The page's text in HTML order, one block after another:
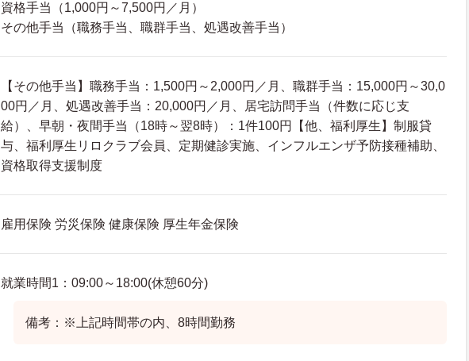
資格手当（1,000円～7,500円／月）
その他手当（職務手当、職群手当、処遇改善手当）
【その他手当】職務手当：1,500円～2,000円／月、職群手当：15,000円～30,0
00円／月、処遇改善手当：20,000円／月、居宅訪問手当（件数に応じ支
給）、早朝・夜間手当（18時～翌8時）：1件100円【他、福利厚生】制服貸
与、福利厚生リロクラブ会員、定期健診実施、インフルエンザ予防接種補助、
資格取得支援制度
雇用保険 労災保険 健康保険 厚生年金保険
就業時間1：09:00～18:00(休憩60分)
備考：※上記時間帯の内、8時間勤務